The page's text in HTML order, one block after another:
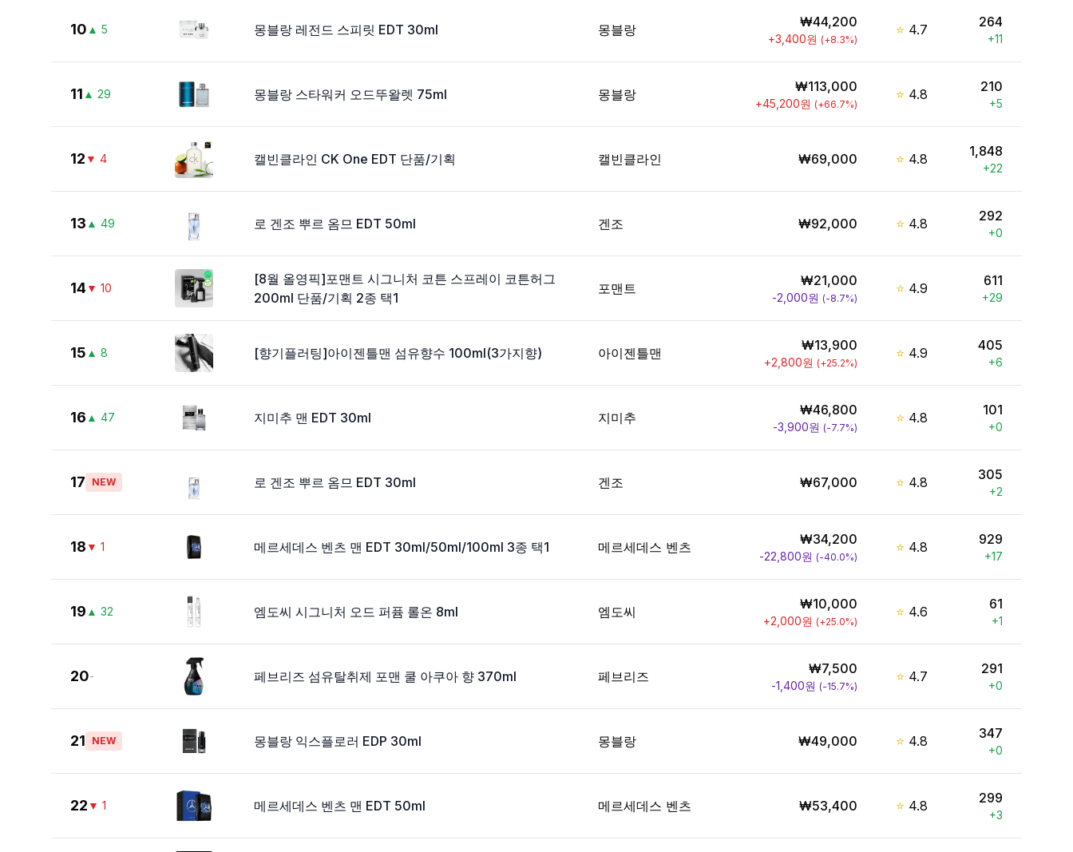
10 ▲ 5 몽블랑 레전드 스피릿 EDT 30ml 몽블랑 ₩44,200
+3,400원 (+8.3%)
⭐ 4.7 264
+11
11 ▲ 29 몽블랑 스타워커 오드뚜왈렛 75ml 몽블랑 ₩113,000
+45,200원 (+66.7%)
⭐ 4.8 210
+5
12 ▼ 4 캘빈클라인 CK One EDT 단품/기획 캘빈클라인 ₩69,000 ⭐ 4.8 1,848
+22
13 ▲ 49 로 겐조 뿌르 옴므 EDT 50ml 겐조 ₩92,000 ⭐ 4.8 292
+0
14 ▼ 10
[8월 올영픽]포맨트 시그니처 코튼 스프레이 코튼허그
200ml 단품/기획 2종 택1
포맨트 ₩21,000
-2,000원 (-8.7%)
⭐ 4.9 611
+29
15 ▲ 8 [향기플러팅]아이젠틀맨 섬유향수 100ml(3가지향) 아이젠틀맨 ₩13,900
+2,800원 (+25.2%)
⭐ 4.9 405
+6
16 ▲ 47 지미추 맨 EDT 30ml 지미추 ₩46,800
-3,900원 (-7.7%)
⭐ 4.8 101
+0
17 NEW 로 겐조 뿌르 옴므 EDT 30ml 겐조 ₩67,000 ⭐ 4.8 305
+2
18 ▼ 1 메르세데스 벤츠 맨 EDT 30ml/50ml/100ml 3종 택1 메르세데스 벤츠 ₩34,200
-22,800원 (-40.0%)
⭐ 4.8 929
+17
19 ▲ 32 엠도씨 시그니처 오드 퍼퓸 롤온 8ml 엠도씨 ₩10,000
+2,000원 (+25.0%)
⭐ 4.6 61
+1
20- 페브리즈 섬유탈취제 포맨 쿨 아쿠아 향 370ml 페브리즈 ₩7,500
-1,400원 (-15.7%)
⭐ 4.7 291
+0
21 NEW 몽블랑 익스플로러 EDP 30ml 몽블랑 ₩49,000 ⭐ 4.8 347
+0
22 ▼ 1 메르세데스 벤츠 맨 EDT 50ml 메르세데스 벤츠 ₩53,400 ⭐ 4.8 299
+3